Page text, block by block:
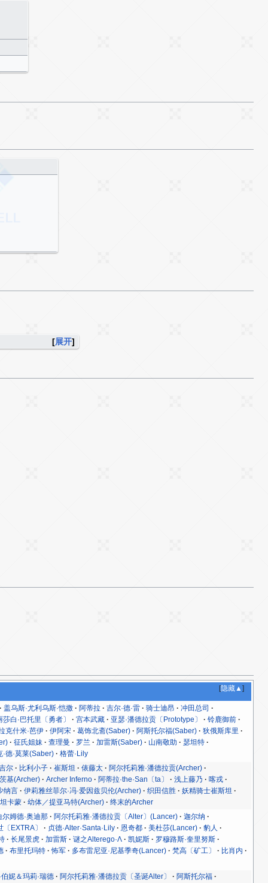
展开
[隐藏▲ ]
盖乌斯·尤利乌斯·恺撒 阿蒂拉 吉尔·德·雷 骑士迪昂
冲田总司
莎白·巴托里〔勇者〕
宫本武藏 亚瑟·潘德拉贡〔Prototype〕
铃鹿御前
克什米·芭伊
伊阿宋 葛饰北斋(Saber) 阿斯托尔福(Saber)
狄俄斯库里
征氏姐妹 查理曼 罗兰 加雷斯(Saber) 山南敬助
瑟坦特
·德·莫莱(Saber)
格蕾·Lily
尔
比利小子 崔斯坦 俵藤太
阿尔托莉雅·潘德拉贡(Archer)
基(Archer)
Archer Inferno 阿蒂拉·the·San〔ta〕 浅上藤乃
喀戎
纳言
伊莉雅丝菲尔·冯·爱因兹贝伦(Archer) 织田信胜
妖精骑士崔斯坦
卡蒙
幼体／提亚马特(Archer)
终末的Archer
尔姆德·奥迪那
阿尔托莉雅·潘德拉贡〔Alter〕(Lancer)
迦尔纳
EXTRA〕
贞德·Alter·Santa·Lily 恩奇都 美杜莎(Lancer)
豹人
长尾景虎 加雷斯 谜之Alterego·Λ 凯妮斯
罗穆路斯·奎里努斯
布里托玛特 怖军 多布雷尼亚·尼基季奇(Lancer) 梵高〔矿工〕 比肖内
伯妮＆玛莉·瑞德 阿尔托莉雅·潘德拉贡〔圣诞Alter〕 阿斯托尔福